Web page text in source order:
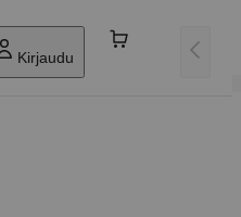
Kirjaudu